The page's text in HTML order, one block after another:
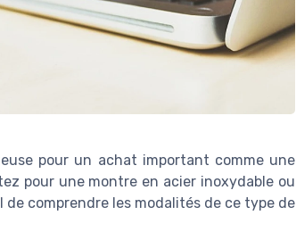
pour un achat important comme une
pour une montre en acier inoxydable ou
comprendre les modalités de ce type de